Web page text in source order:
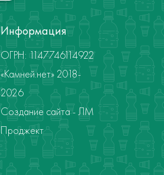
Информация
ОГРН: 1147746114922
«Камней.нет» 2018-
2026
Создание сайта - ЛМ
Проджект